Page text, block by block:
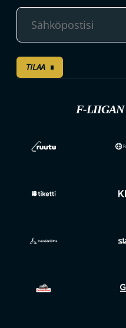
TILAA
F-LIIGAN